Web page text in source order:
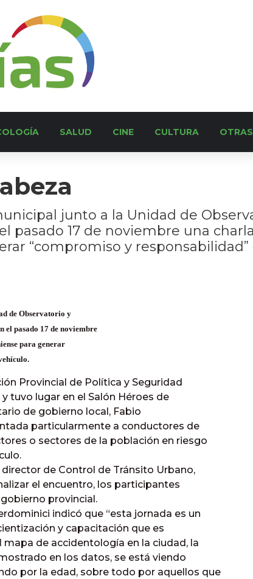
SALUD CINE CULTURA OTRAS
junto a la Unidad de
pasado 17 de noviembre una
“compromiso y
de Observatorio y
el pasado 17 de noviembre
para generar
Provincial de Política y Seguridad
tuvo lugar en el Salón Héroes de
de gobierno local, Fabio
particularmente a conductores de
o sectores de la población en riesgo
de Control de Tránsito Urbano,
el encuentro, los participantes
provincial.
indicó que “esta jornada es un
y capacitación que es
de accidentología en la ciudad, la
en los datos, se está viendo
por la edad, sobre todo por aquellos que